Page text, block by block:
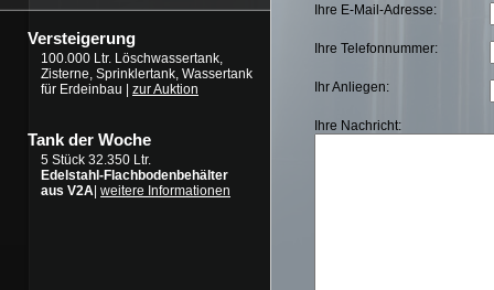
Versteigerung
100.000 Ltr. Löschwassertank,
Zisterne, Sprinklertank, Wassertank
für Erdeinbau | zur Auktion
Tank der Woche
5 Stück 32.350 Ltr.
Edelstahl-Flachbodenbehälter
aus V2A weitere Informationen
Ihre E-Mail-Adresse:
Ihre Telefonnummer:
Ihr Anliegen:
Ihre Nachricht: